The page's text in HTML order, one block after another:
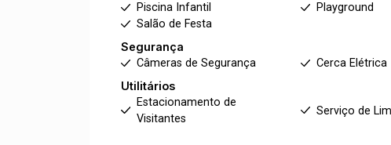
Piscina Infantil
Playground
Salão de Festa
Segurança
Câmeras de Segurança
Cerca Elétrica
Utilitários
Estacionamento de
Visitantes
Serviço de